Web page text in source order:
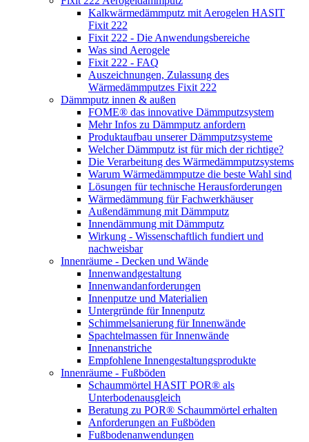
Kalkwärmedämmputz mit Aerogelen HASIT
Fixit 222
Fixit 222 - Die Anwendungsbereiche
Was sind Aerogele
Fixit 222 - FAQ
Auszeichnungen, Zulassung des
Wärmedämmputzes Fixit 222
Dämmputz innen & außen
FOME® das innovative Dämmputzsystem
Mehr Infos zu Dämmputz anfordern
Produktaufbau unserer Dämmputzsysteme
Welcher Dämmputz ist für mich der richtige?
Die Verarbeitung des Wärmedämmputzsystems
Warum Wärmedämmputze die beste Wahl sind
Lösungen für technische Herausforderungen
Wärmedämmung für Fachwerkhäuser
Außendämmung mit Dämmputz
Innendämmung mit Dämmputz
Wirkung - Wissenschaftlich fundiert und
nachweisbar
Innenräume - Decken und Wände
Innenwandgestaltung
Innenwandanforderungen
Innenputze und Materialien
Untergründe für Innenputz
Schimmelsanierung für Innenwände
Spachtelmassen für Innenwände
Innenanstriche
Empfohlene Innengestaltungsprodukte
Innenräume - Fußböden
Schaummörtel HASIT POR® als
Unterbodenausgleich
Beratung zu POR® Schaummörtel erhalten
Anforderungen an Fußböden
Fußbodenanwendungen